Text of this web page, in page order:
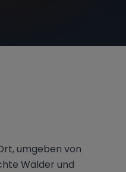
umgeben von
Wälder und